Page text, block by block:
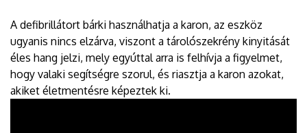
A defibrillátort bárki használhatja a karon, az eszköz
ugyanis nincs elzárva, viszont a tárolószekrény kinyitását
éles hang jelzi, mely egyúttal arra is felhívja a figyelmet,
hogy valaki segítségre szorul, és riasztja a karon azokat,
akiket életmentésre képeztek ki.